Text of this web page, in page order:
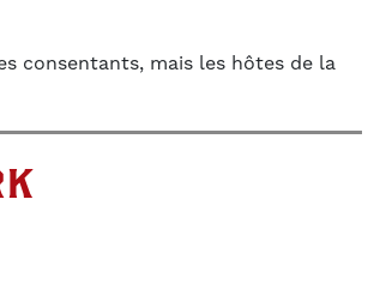
consentants, mais les hôtes de la